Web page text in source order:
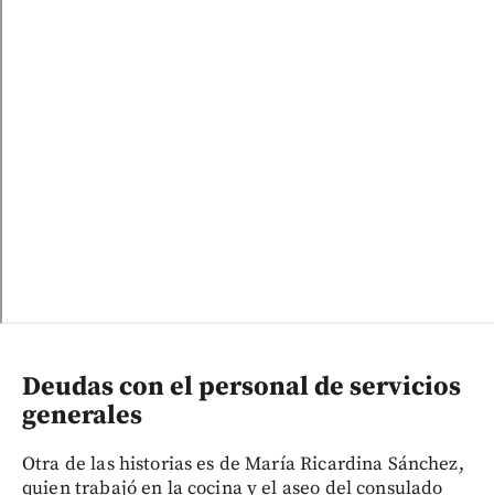
Deudas con el personal de servicios
generales
Otra de las historias es de María Ricardina Sánchez,
quien trabajó en la cocina y el aseo del consulado